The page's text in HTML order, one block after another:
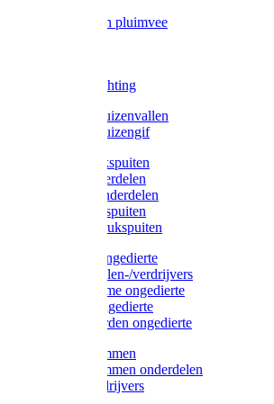
Voerbakken pluimvee
LED verlichting
Ratten / Muizenvallen
Ratten / Muizengif
Gloria drukspuiten
Gloria onderdelen
Gardena onderdelen
Dario drukspuiten
Gardena drukspuiten
Diversen ongedierte
Insectenvallen-/verdrijvers
Protect Home ongedierte
Solabiol ongedierte
Protect Garden ongedierte
Mollenklemmen
Mollenklemmen onderdelen
Mollenverdrijvers